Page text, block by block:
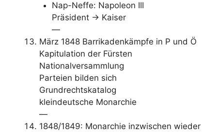
Nap-Neffe: Napoleon III
Präsident -> Kaiser
—
März 1848 Barrikadenkämpfe in P und Ö
Kapitulation der Fürsten
Nationalversammlung
Parteien bilden sich
Grundrechtskatalog
kleindeutsche Monarchie
—
1848/1849: Monarchie inzwischen wieder